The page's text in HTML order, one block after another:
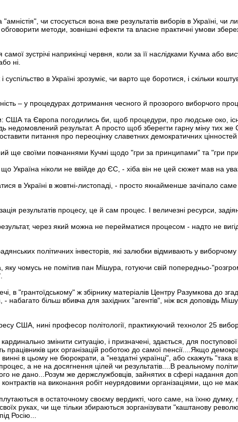
чи стосується вона вже результатів виборів в Україні, чи
методи, зовнішні ефекти та власне практичні умови
зустрічі наприкінці червня, коли за її наслідками Кучма або
ні.
суспільство в Україні зрозуміє, чи варто ще боротися, і скільки
– у процедурах дотримання чесного й прозорого виборчого
США та Європа погодились би, щоб процедури, про людське око,
недомовлений результат. А просто щоб зберегти гарну міну тих
питання про переоцінку славетних демократичних
ще своїми повчаннями Кучмі щодо "гри за принципами" та "гри
Україна ніколи не ввійде до ЄС, - хіба він не цей сюжет мав на
в Україні в жовтні-листопаді, - просто якнайменше зачіпало
результатів процесу, це й сам процес. І величезні ресурси,
через який можна не перейматися процесом - надто не
політичних інвесторів, які залюбки відмивають у виборчому
чомусь не помітив пан Мішура, готуючи свій попередньо-
в "грантоїдському" ж збірнику матеріалів Центру Разумкова до
- набагато більш вбивча для західних "агентів", ніж вся доповідь
США, нині професор політології, практикуючий технолог 25
змінити ситуацію, і призначені, здається, для
працівників цих організацій роботою до самої пенсії....Якщо
в цьому не бюрократи, а "нездатні українці", або скажуть "така
а не на досягнення цілей чи результатів....В реальному
не дано...Розум же держслужбовців, зайнятих в сфері надання
на виконання робіт неурядовими організаціями, що не
в остаточному своєму вердикті, чого саме, на їхню думку,
руках, чи ще тільки збираються зорганізувати "каштанову
Росію...